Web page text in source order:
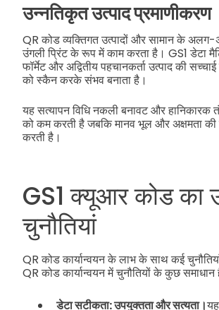
उन्नतिकृत उत्पाद प्रमाणीकरण
QR कोड व्यक्तिगत उत्पादों और सामान के
उंगली प्रिंट के रूप में काम करता है। GS1 डेटा
फॉर्मेट और अद्वितीय पहचानकर्ता उत्पाद की
को स्कैन करके संभव बनाता है।
यह सत्यापन विधि नकली बनावट और हानिकारक
को कम करती है जबकि मानव भूल और अक्षमता की
करती है।
GS1 क्यूआर कोड का
चुनौतियां
QR कोड कार्यान्वयन के लाभ के साथ कई
QR कोड कार्यान्वयन में चुनौतियों के कुछ समाधान
डेटा सटीकता: उपयुक्तता और सत्यता।